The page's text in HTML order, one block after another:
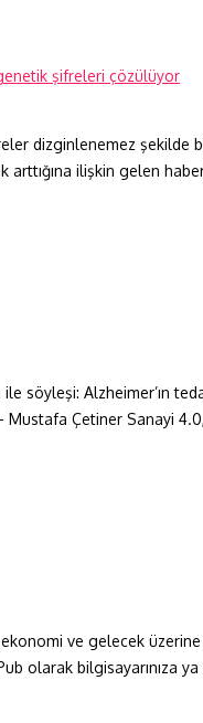
dizginlenemez
ilişkin gelen
söyleşi: Alzheimer’ın
Çetiner Sanayi
ekonomi ve gelecek
olarak bilgisayarınıza